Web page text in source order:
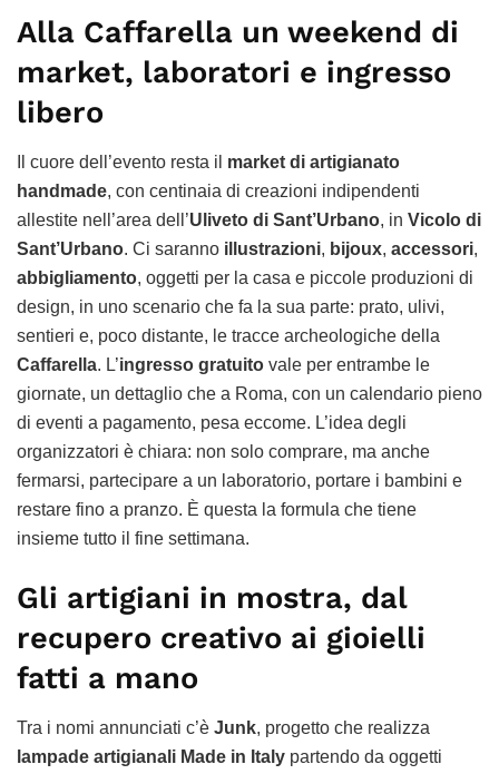
Alla Caffarella un weekend di
market, laboratori e ingresso
libero
Il cuore dell’evento resta il market di artigianato
handmade, con centinaia di creazioni indipendenti
allestite nell’area dell’Uliveto di Sant’Urbano, in Vicolo di
Sant’Urbano. Ci saranno illustrazioni, bijoux, accessori,
abbigliamento, oggetti per la casa e piccole produzioni di
design, in uno scenario che fa la sua parte: prato, ulivi,
sentieri e, poco distante, le tracce archeologiche della
Caffarella. L’ingresso gratuito vale per entrambe le
giornate, un dettaglio che a Roma, con un calendario pieno
di eventi a pagamento, pesa eccome. L’idea degli
organizzatori è chiara: non solo comprare, ma anche
fermarsi, partecipare a un laboratorio, portare i bambini e
restare fino a pranzo. È questa la formula che tiene
insieme tutto il fine settimana.
Gli artigiani in mostra, dal
recupero creativo ai gioielli
fatti a mano
Tra i nomi annunciati c’è Junk, progetto che realizza
lampade artigianali Made in Italy partendo da oggetti